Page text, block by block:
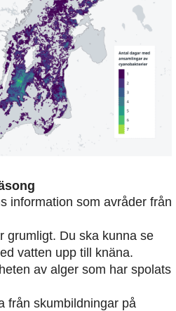
information som avråder från
grumligt. Du ska kunna se
vatten upp till knäna.
av alger som har spolats
från skumbildningar på